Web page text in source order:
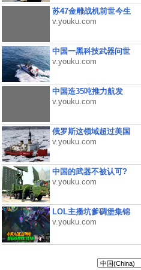
苏47金雕战机前世今生
v.youku.com
中国一黑科技武器问世
v.youku.com
中国造35吨推力航发
v.youku.com
俄罗斯这领域超过美国
v.youku.com
中国的武器不被认可?
v.youku.com
LOL主播坑爹碉堡集锦
v.youku.com